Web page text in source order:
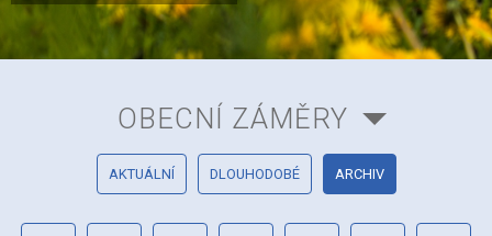
OBECNÍ ZÁMĚRY
AKTUÁLNÍ DLOUHODOBÉ ARCHIV